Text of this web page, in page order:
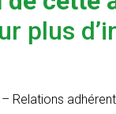
plus
Relations